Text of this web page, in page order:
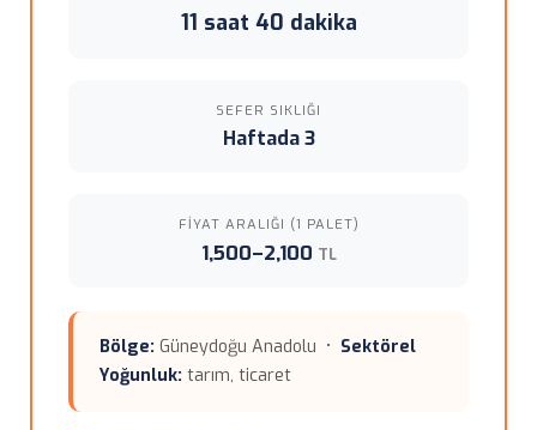
11 saat 40 dakika
SEFER SIKLIĞI
Haftada 3
FIYAT ARALIĞI (1 PALET)
1,500–2,100 TL
Bölge: Güneydoğu Anadolu • Sektörel
Yoğunluk: tarım, ticaret